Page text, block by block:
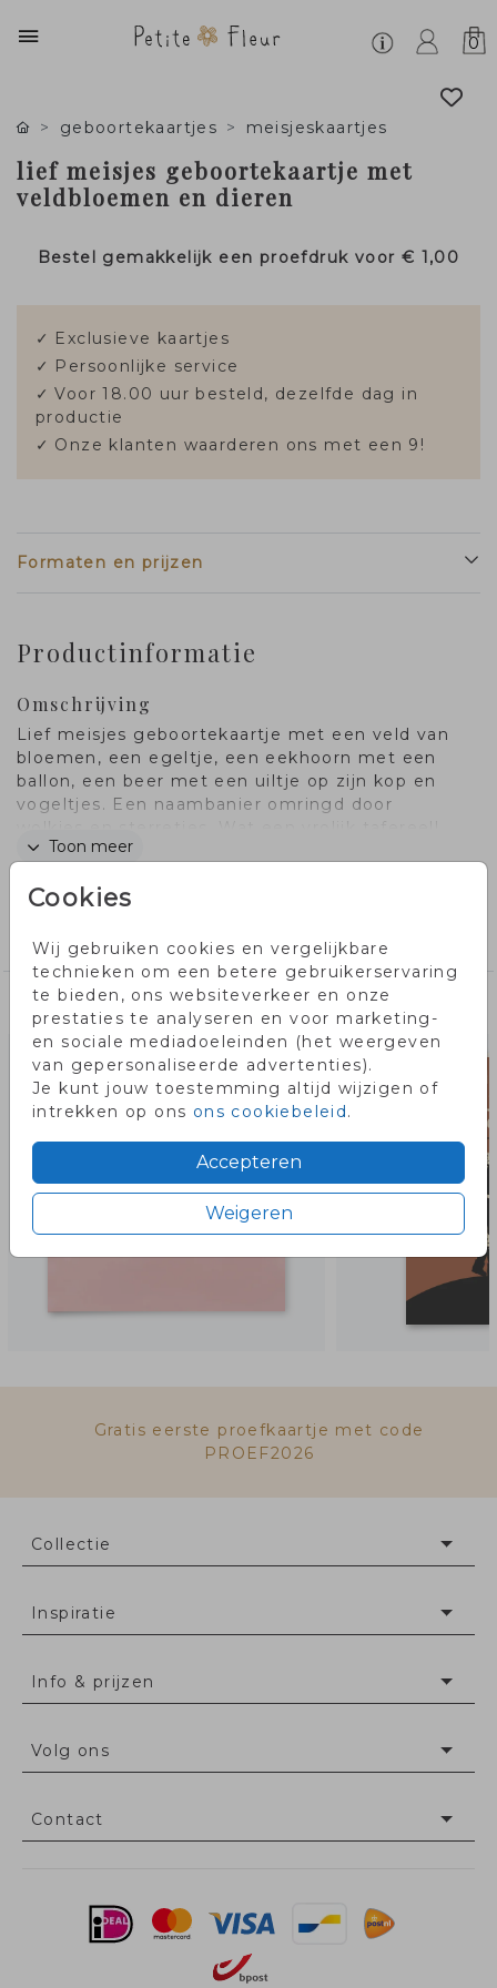
0
Cookies
Wij gebruiken cookies en vergelijkbare
technieken om een betere gebruikerservaring
te bieden, ons websiteverkeer en onze
prestaties te analyseren en voor marketing-
en sociale mediadoeleinden (het weergeven
van gepersonaliseerde advertenties).
Je kunt jouw toestemming altijd wijzigen of
intrekken op ons ons cookiebeleid.
Accepteren
Weigeren
geboortekaartjes meisjeskaartjes
lief meisjes geboortekaartje met
veldbloemen en dieren
Bestel gemakkelijk een proefdruk voor € 1,00
✓ Exclusieve kaartjes
✓ Persoonlijke service
✓ Voor 18.00 uur besteld, dezelfde dag in
productie
✓ Onze klanten waarderen ons met een 9!
Formaten en prijzen
Productinformatie
Omschrijving
Lief meisjes geboortekaartje met een veld van
bloemen, een egeltje, een eekhoorn met een
ballon, een beer met een uiltje op zijn kop en
vogeltjes. Een naambanier omringd door
Toon meer
Collectie
meisjeskaartjes
Misschien vind je dit ook leuk!
Gratis eerste proefkaartje met code
PROEF2026
Collectie
Inspiratie
Info & prijzen
Volg ons
Contact